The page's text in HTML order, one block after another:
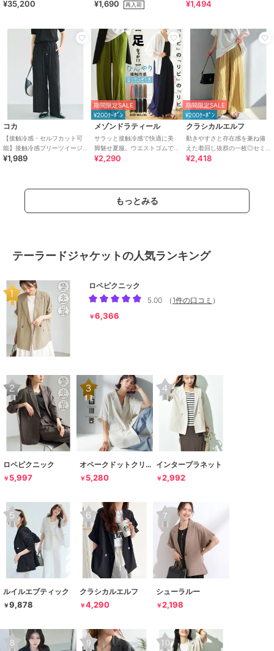
¥35,200 全12色 / セルフカット可能
¥1,690 再入荷 ンツ
¥1,494
コカ
【接触冷感・セルフカット可
能】接触冷感プリーツイージ
ーパンツ 全2色
¥1,989
期間限定SALE
¥200ｸｰﾎﾟﾝ
メゾンドラティール
サラッと接触冷感で快適に美
脚魅せ夏服。ウエストゴムで
ラフに履けるのに上品プリー
¥2,290
期間限定SALE
¥200ｸｰﾎﾟﾝ
クラシカルエルフ
動きやすさと存在感を兼ね備
えた着回し抜群の一枚◎セミ
ワイド プリーツパンツ
¥2,418
もっとみる
テーラードジャケットの人気ランキング
ロペピクニック
5.00
（ 1件の口コミ ）
￥6,366
ロペピクニック
￥ 5,997
オペークドットクリップ
￥ 5,280
インタープラネット
￥2,992
ルイルエブティック
￥9,878
クラシカルエルフ
￥4,290
シューラルー
￥2,198